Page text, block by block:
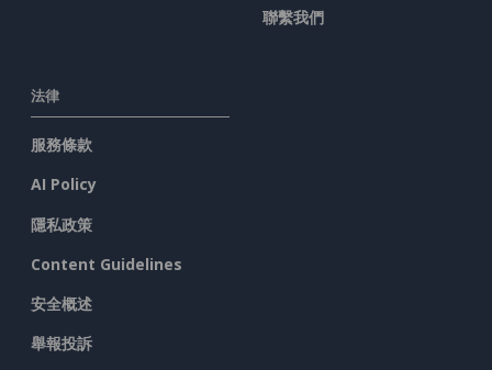
聯繫我們
法律
服務條款
AI Policy
隱私政策
Content Guidelines
安全概述
舉報投訴